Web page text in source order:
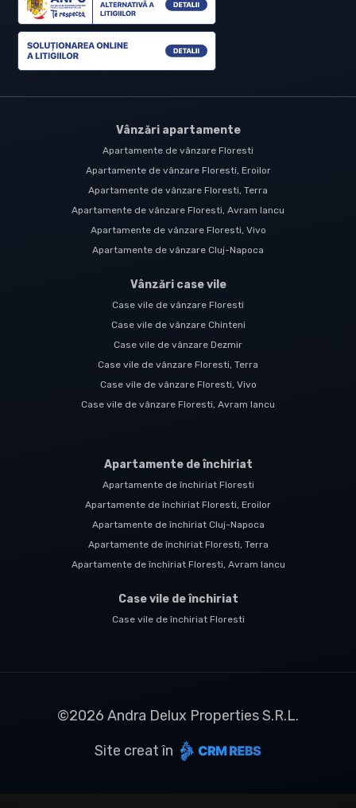
Vânzări apartamente
Apartamente de vânzare Floresti
Apartamente de vânzare Floresti, Eroilor
Apartamente de vânzare Floresti, Terra
Apartamente de vânzare Floresti, Avram Iancu
Apartamente de vânzare Floresti, Vivo
Apartamente de vânzare Cluj-Napoca
Vânzări case vile
Case vile de vânzare Floresti
Case vile de vânzare Chinteni
Case vile de vânzare Dezmir
Case vile de vânzare Floresti, Terra
Case vile de vânzare Floresti, Vivo
Case vile de vânzare Floresti, Avram Iancu
Apartamente de închiriat
Apartamente de închiriat Floresti
Apartamente de închiriat Floresti, Eroilor
Apartamente de închiriat Cluj-Napoca
Apartamente de închiriat Floresti, Terra
Apartamente de închiriat Floresti, Avram Iancu
Case vile de închiriat
Case vile de închiriat Floresti
©2026 Andra Delux Properties S.R.L.
Site creat în